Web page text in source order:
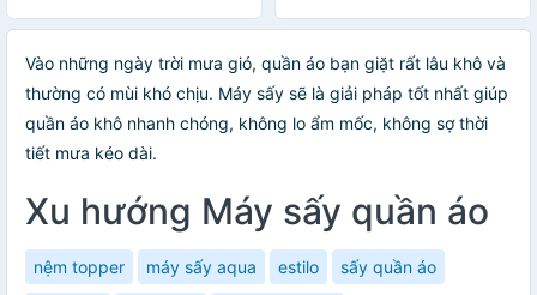
Vào những ngày trời mưa gió, quần áo bạn giặt rất lâu khô và
thường có mùi khó chịu. Máy sấy sẽ là giải pháp tốt nhất giúp
quần áo khô nhanh chóng, không lo ẩm mốc, không sợ thời
tiết mưa kéo dài.
Xu hướng Máy sấy quần áo
nệm topper máy sấy aqua estilo sấy quần áo